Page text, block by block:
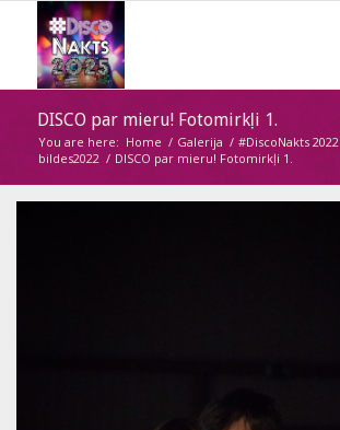
DISCO par mieru! Fotomirkļi 1.
You are here: Home / Galerija / #DiscoNakts 2022
bildes2022 / DISCO par mieru! Fotomirkļi 1.